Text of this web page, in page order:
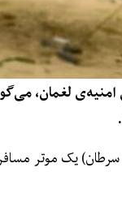
لغمان،
او، می‌افزاید که پیش‌ازچاشت امروز